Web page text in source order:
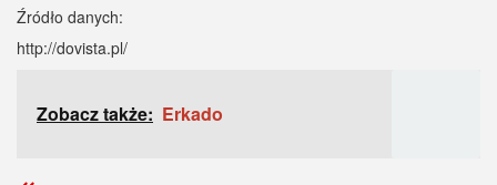
Źródło danych:
http://dovista.pl/
Zobacz także: Erkado